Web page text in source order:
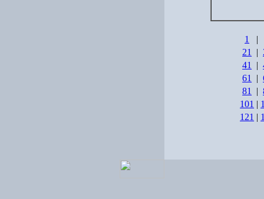
1
|
21
|
41
|
61
|
81
|
101 |
121 |